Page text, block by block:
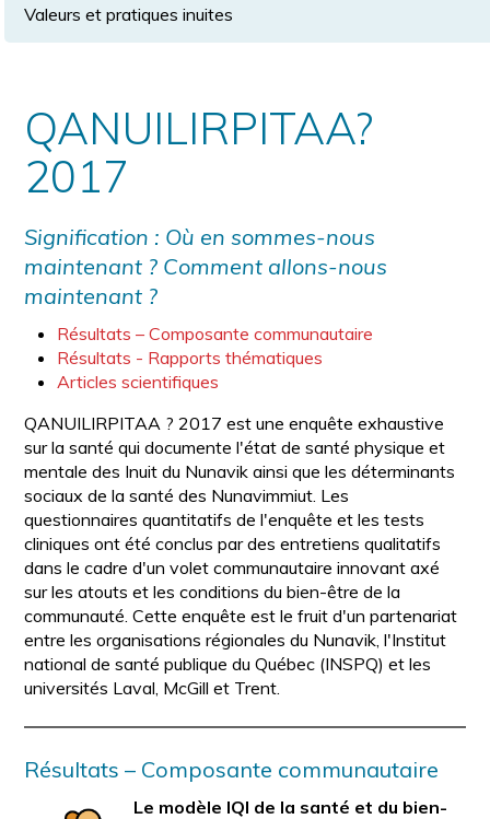
Valeurs et pratiques inuites
QANUILIRPITAA?
2017
Signification : Où en sommes-nous
maintenant ? Comment allons-nous
maintenant ?
Résultats – Composante communautaire
Résultats - Rapports thématiques
Articles scientifiques
QANUILIRPITAA ? 2017 est une enquête exhaustive
sur la santé qui documente l'état de santé physique et
mentale des Inuit du Nunavik ainsi que les déterminants
sociaux de la santé des Nunavimmiut. Les
questionnaires quantitatifs de l'enquête et les tests
cliniques ont été conclus par des entretiens qualitatifs
dans le cadre d'un volet communautaire innovant axé
sur les atouts et les conditions du bien-être de la
communauté. Cette enquête est le fruit d'un partenariat
entre les organisations régionales du Nunavik, l'Institut
national de santé publique du Québec (INSPQ) et les
universités Laval, McGill et Trent.
Résultats – Composante communautaire
Le modèle IQI de la santé et du bien-